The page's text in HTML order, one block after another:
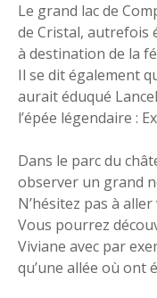
Le grand lac de
de Cristal, autrefois
à destination de la
Il se dit également
aurait éduqué
l’épée légendaire :
Dans le parc du
observer un grand
N’hésitez pas à
Vous pourrez
Viviane avec par
qu’une allée où ont